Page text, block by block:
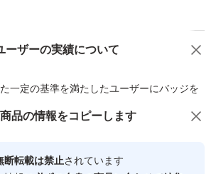
ーザーの実績について
一定の基準を満たしたユーザーにバッジを
心・安全なユーザーです
談 商品への質問
品の情報をコピーします
断転載は禁止されています
人にオススメ